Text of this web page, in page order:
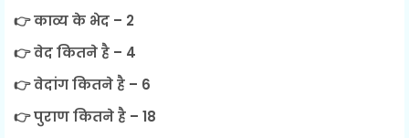
👉 काव्य के भेद – 2
👉 वेद कितने है – 4
👉 वेदांग कितने है – 6
👉 पुराण कितने है – 18